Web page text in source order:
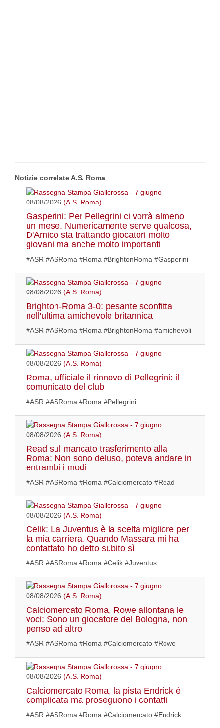
Notizie correlate A.S. Roma
08/08/2026 (A.S. Roma)
Gasperini: Per Pellegrini ci vorrà almeno
un mese. Numericamente serve qualcosa,
D'Amico sta trattando giocatori molto
giovani ma anche molto importanti
#ASR #ASRoma #Roma #BrightonRoma #Gasperini
08/08/2026 (A.S. Roma)
Brighton-Roma 3-0: pesante sconfitta
nell'ultima amichevole britannica
#ASR #ASRoma #Roma #BrightonRoma #amichevoli
08/08/2026 (A.S. Roma)
Roma, ufficiale il rinnovo di Pellegrini: il
comunicato del club
#ASR #ASRoma #Roma #Pellegrini
08/08/2026 (A.S. Roma)
Read sul mancato trasferimento alla
Roma: Non sono deluso, poteva andare in
entrambi i modi
#ASR #ASRoma #Roma #Calciomercato #Read
08/08/2026 (A.S. Roma)
Celik: La Juventus è la scelta migliore per
la mia carriera. Quando Massara mi ha
contattato ho detto subito sì
#ASR #ASRoma #Roma #Celik #Juventus
08/08/2026 (A.S. Roma)
Calciomercato Roma, Rowe allontana le
voci: Sono un giocatore del Bologna, non
penso ad altro
#ASR #ASRoma #Roma #Calciomercato #Rowe
08/08/2026 (A.S. Roma)
Calciomercato Roma, la pista Endrick è
complicata ma proseguono i contatti
#ASR #ASRoma #Roma #Calciomercato #Endrick